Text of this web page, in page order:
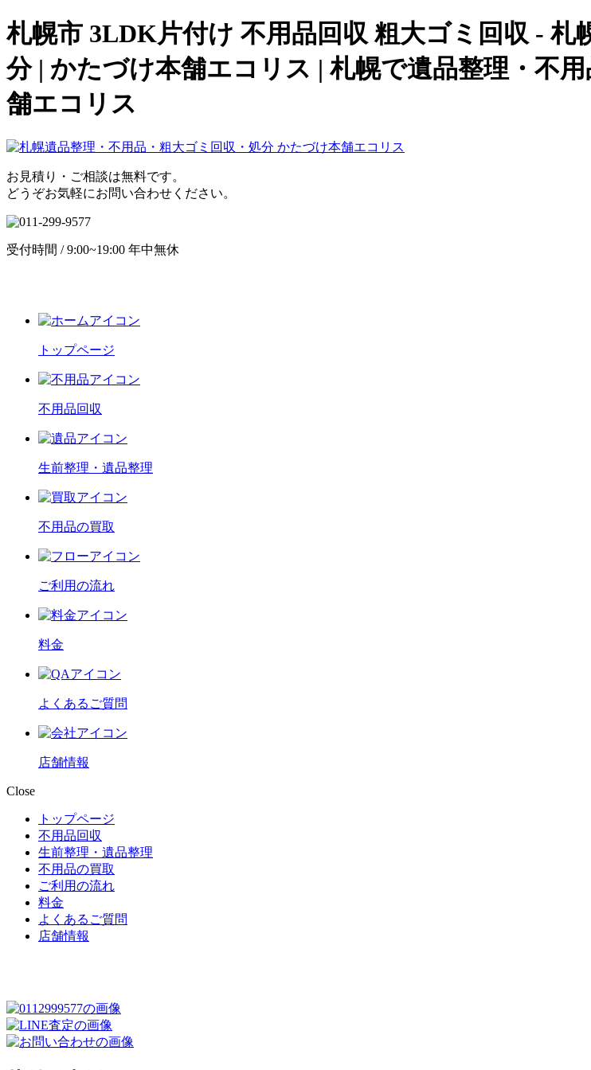
札幌市 3LDK片付け 不用品回収 粗大ゴミ回収 -
分 | かたづけ本舗エコリス | 札幌で遺品整理・不
舗エコリス
お見積り・ご相談は無料です。
どうぞお気軽にお問い合わせください。
受付時間 / 9:00~19:00 年中無休
トップページ
不用品回収
生前整理・遺品整理
不用品の買取
ご利用の流れ
料金
よくあるご質問
店舗情報
Close
トップページ
不用品回収
生前整理・遺品整理
不用品の買取
ご利用の流れ
料金
よくあるご質問
店舗情報